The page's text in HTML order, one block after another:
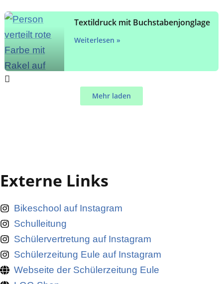
Textildruck mit Buchstabenjonglage
Weiterlesen »
Mehr laden
Externe Links
Bikeschool auf Instagram
Schulleitung
Schülervertretung auf Instagram
Schülerzeitung Eule auf Instagram
Webseite der Schülerzeitung Eule